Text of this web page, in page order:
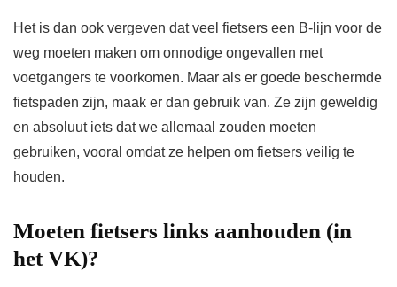
Het is dan ook vergeven dat veel fietsers een B-lijn voor de
weg moeten maken om onnodige ongevallen met
voetgangers te voorkomen. Maar als er goede beschermde
fietspaden zijn, maak er dan gebruik van. Ze zijn geweldig
en absoluut iets dat we allemaal zouden moeten
gebruiken, vooral omdat ze helpen om fietsers veilig te
houden.
Moeten fietsers links aanhouden (in
het VK)?